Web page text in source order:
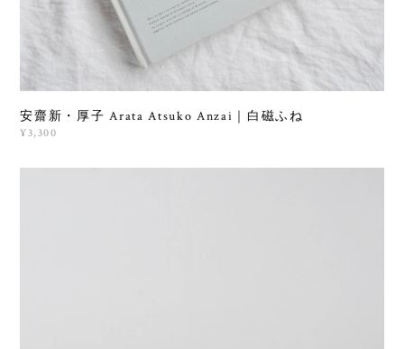
安齋新・厚子 Arata Atsuko Anzai｜白磁ふね
¥3,300